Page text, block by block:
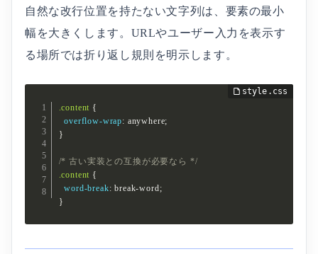
自然な改行位置を持たない文字列は、要素の最小
幅を大きくします。URLやユーザー入力を表示す
る場所では折り返し規則を明示します。
.content {
overflow-wrap: anywhere;
}
/* 古い実装との互換が必要なら */
.content {
word-break: break-word;
}